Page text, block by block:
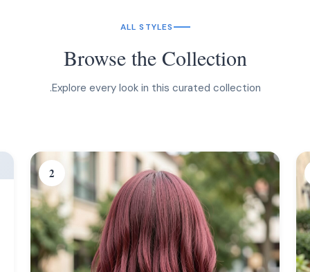
ALL STYLES
Browse the Collection
Explore every look in this curated collection.
2